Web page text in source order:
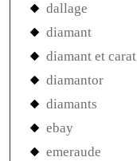
dallage
diamant
diamant et carat
diamantor
diamants
ebay
emeraude